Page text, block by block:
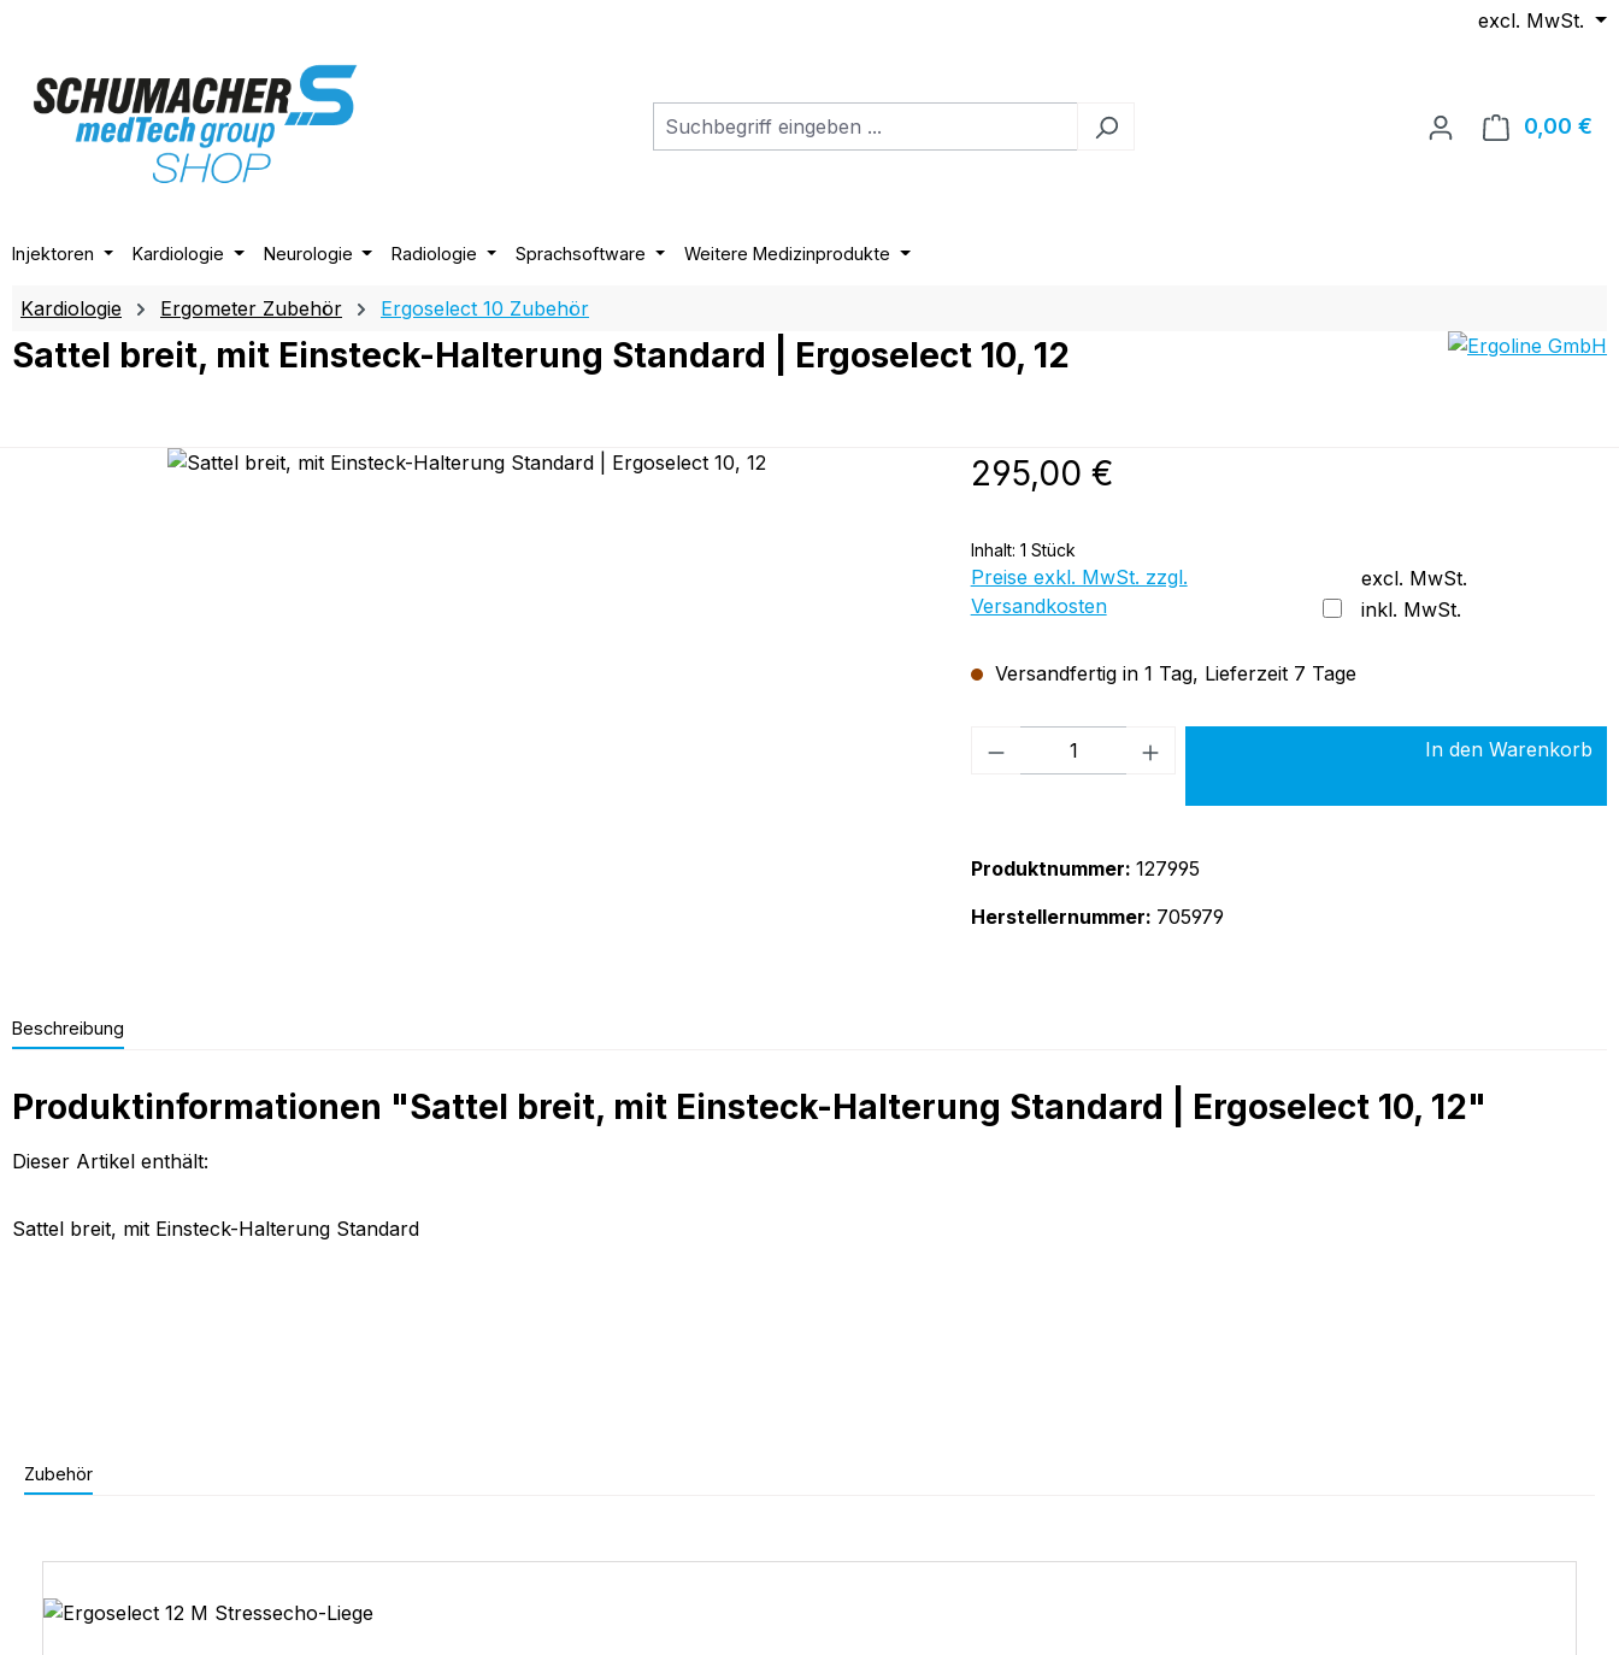
excl. MwSt.
0,00 €
Injektoren Kardiologie Neurologie Radiologie Sprachsoftware Weitere Medizinprodukte
Kardiologie Ergometer Zubehör Ergoselect 10 Zubehör
Sattel breit, mit Einsteck-Halterung Standard | Ergoselect 10, 12
Bildergalerie überspringen Regulärer Preis:
295,00 €
Inhalt: 1 Stück
Preise exkl. MwSt. zzgl.
Versandkosten
excl. MwSt.
inkl. MwSt.
Versandfertig in 1 Tag, Lieferzeit 7 Tage
Produkt Anzahl: Gib den gewünschten Wert
In den Warenkorb
Produktnummer: 127995
Herstellernummer: 705979
Beschreibung
Produktinformationen "Sattel breit, mit Einsteck-Halterung Standard | Ergoselect 10, 12"
Dieser Artikel enthält:
Sattel breit, mit Einsteck-Halterung Standard
Zubehör